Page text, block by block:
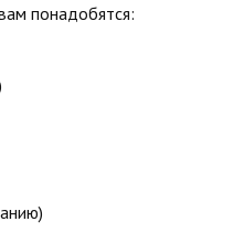
понадобятся: